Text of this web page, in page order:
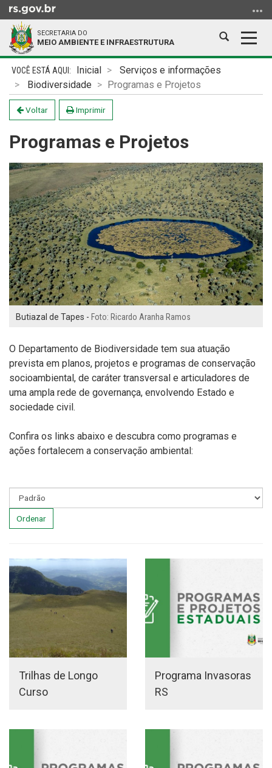
para
conteúdo
menu
para
busca
SECRETARIA DO
MEIO AMBIENTE E INFRAESTRUTURA
Abrir
busca
Início
conteúdo
Inicial
Serviços e informações
Biodiversidade
Programas e Projetos
Voltar Imprimir
Programas e Projetos
Butiazal de Tapes - Foto: Ricardo Aranha Ramos
O Departamento de Biodiversidade tem sua atuação
prevista em planos, projetos e programas de conservação
socioambiental, de caráter transversal e articuladores de
uma ampla rede de governança, envolvendo Estado e
sociedade civil.
Confira os links abaixo e descubra como programas e
ações fortalecem a conservação ambiental:
Ordenar
Trilhas de Longo
Curso
Programa Invasoras
RS